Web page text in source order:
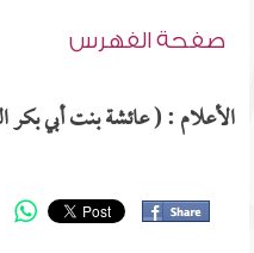
صفحة الفهرس
الأعلام : ( عائشة بنت أبي بكر